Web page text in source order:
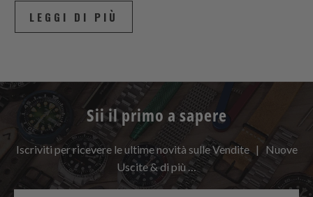
LEGGI DI PIÙ
Sii il primo a sapere
Iscriviti per ricevere le ultime novità sulle Vendite | Nuove
Uscite & di più …